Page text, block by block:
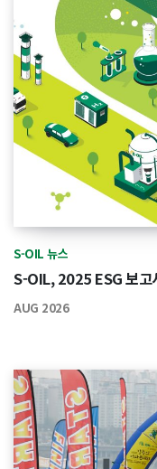
S-OIL 뉴스
S-OIL, 2025 ESG 보고
AUG 2026